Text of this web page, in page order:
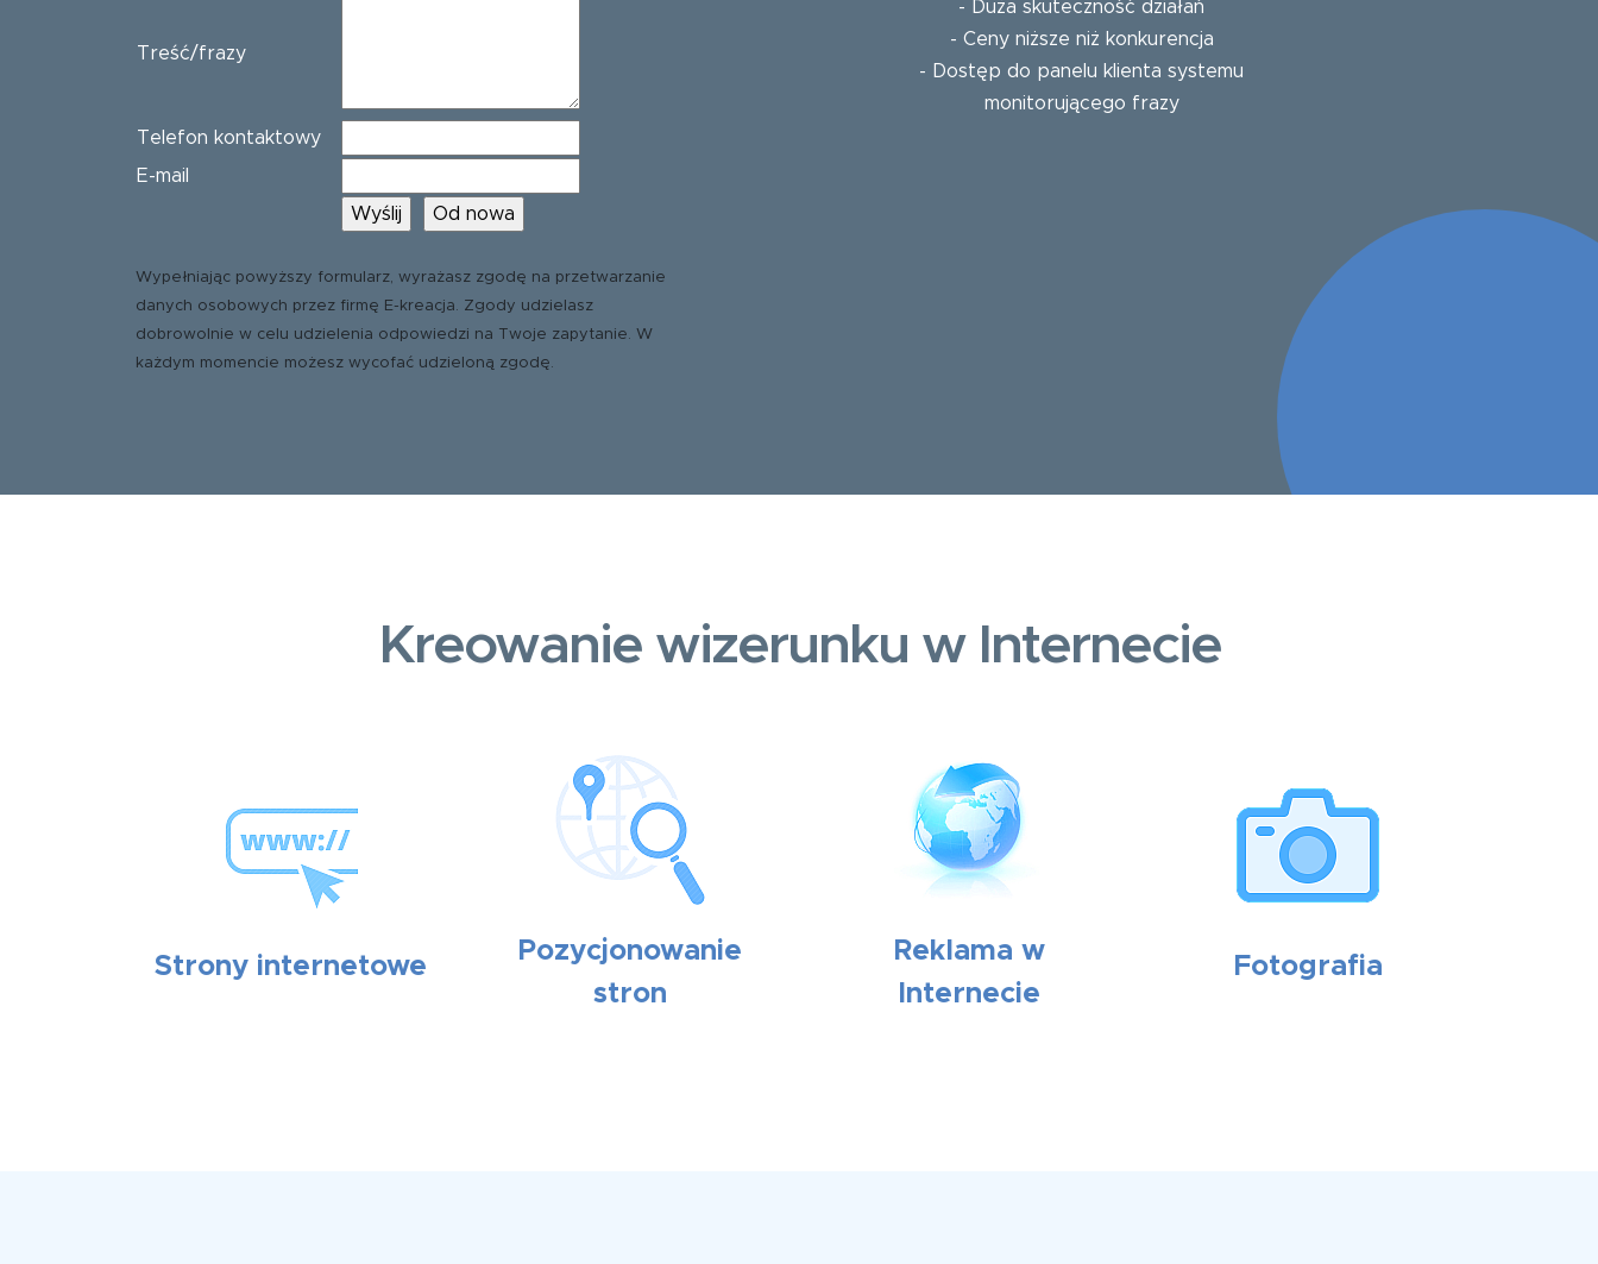
Treść/frazy
Telefon kontaktowy
E-mail
Wypełniając powyższy formularz, wyrażasz zgodę na przetwarzanie
danych osobowych przez firmę E-kreacja. Zgody udzielasz
dobrowolnie w celu udzielenia odpowiedzi na Twoje zapytanie. W
każdym momencie możesz wycofać udzieloną zgodę.
- Duża skuteczność działań
- Ceny niższe niż konkurencja
- Dostęp do panelu klienta systemu
monitorującego frazy
Kreowanie wizerunku w Internecie
Strony internetowe
Pozycjonowanie
stron
Reklama w
Internecie
Fotografia